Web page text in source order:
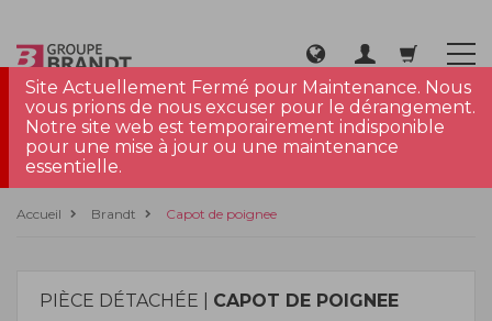
Site Actuellement Fermé pour Maintenance. Nous
vous prions de nous excuser pour le dérangement.
Notre site web est temporairement indisponible
pour une mise à jour ou une maintenance
essentielle.
Accueil Brandt Capot de poignee
PIÈCE DÉTACHÉE | CAPOT DE POIGNEE